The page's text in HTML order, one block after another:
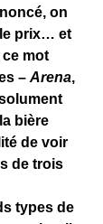
on
prix… et
mot
– Arena,
bière
de voir
de trois
types de